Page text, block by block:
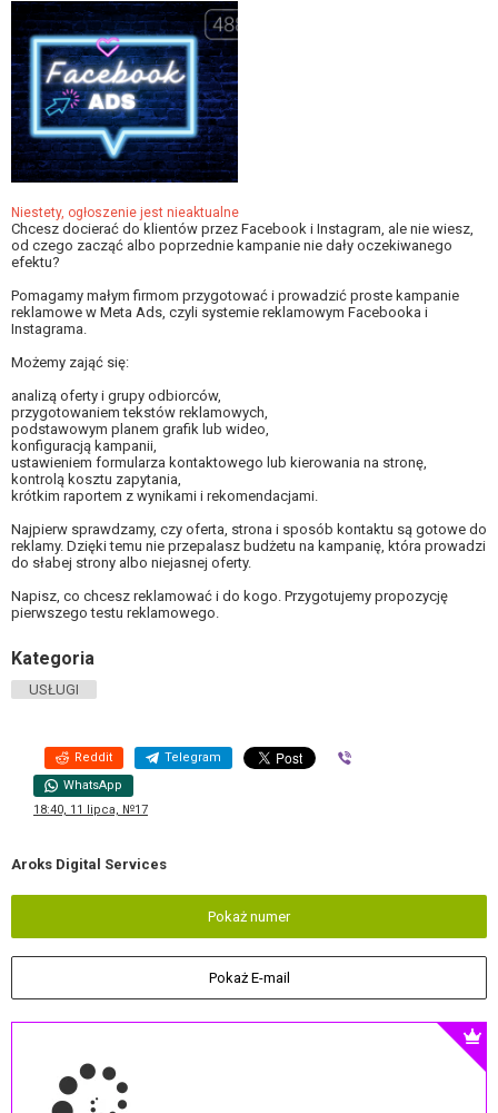
Niestety, ogłoszenie jest nieaktualne
Chcesz docierać do klientów przez Facebook i Instagram, ale nie wiesz,
od czego zacząć albo poprzednie kampanie nie dały oczekiwanego
efektu?
Pomagamy małym firmom przygotować i prowadzić proste kampanie
reklamowe w Meta Ads, czyli systemie reklamowym Facebooka i
Instagrama.
Możemy zająć się:
analizą oferty i grupy odbiorców,
przygotowaniem tekstów reklamowych,
podstawowym planem grafik lub wideo,
konfiguracją kampanii,
ustawieniem formularza kontaktowego lub kierowania na stronę,
kontrolą kosztu zapytania,
krótkim raportem z wynikami i rekomendacjami.
Najpierw sprawdzamy, czy oferta, strona i sposób kontaktu są gotowe do
reklamy. Dzięki temu nie przepalasz budżetu na kampanię, która prowadzi
do słabej strony albo niejasnej oferty.
Napisz, co chcesz reklamować i do kogo. Przygotujemy propozycję
pierwszego testu reklamowego.
Kategoria
USŁUGI
Reddit Telegram
WhatsApp
18:40, 11 lipca, №17
Aroks Digital Services
Pokaż numer
Pokaż E-mail